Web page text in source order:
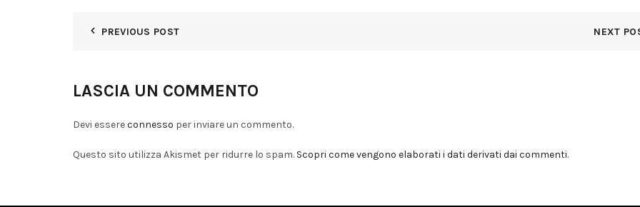
PREVIOUS POST NEXT
LASCIA UN COMMENTO
Devi essereconnesso per inviare un commento.
Questo sito utilizza Akismet per ridurre lo spam. Scopri come vengono elaborati i dati derivati dai commenti.